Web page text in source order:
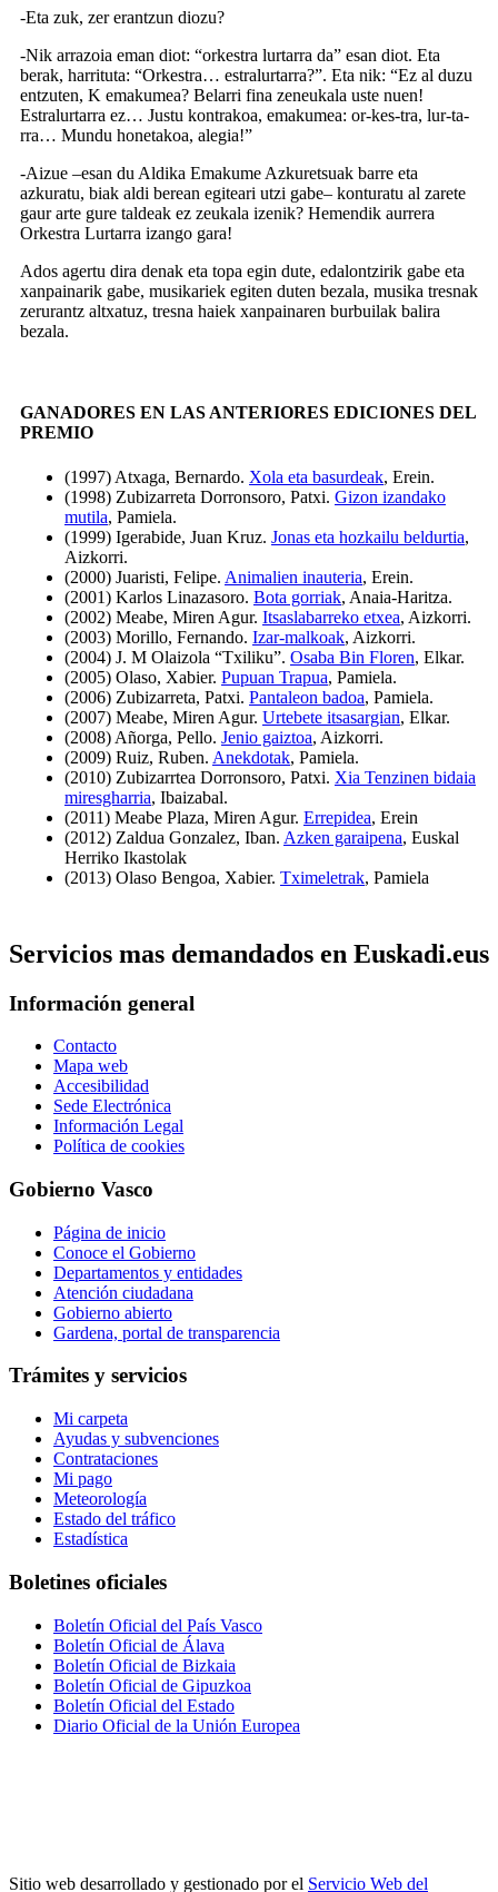
-Eta zuk, zer erantzun diozu?
-Nik arrazoia eman diot: “orkestra lurtarra da” esan diot. Eta
berak, harrituta: “Orkestra… estralurtarra?”. Eta nik: “Ez al duzu
entzuten, K emakumea? Belarri fina zeneukala uste nuen!
Estralurtarra ez… Justu kontrakoa, emakumea: or-kes-tra, lur-ta-
rra… Mundu honetakoa, alegia!”
-Aizue –esan du Aldika Emakume Azkuretsuak barre eta
azkuratu, biak aldi berean egiteari utzi gabe– konturatu al zarete
gaur arte gure taldeak ez zeukala izenik? Hemendik aurrera
Orkestra Lurtarra izango gara!
Ados agertu dira denak eta topa egin dute, edalontzirik gabe eta
xanpainarik gabe, musikariek egiten duten bezala, musika tresnak
zerurantz altxatuz, tresna haiek xanpainaren burbuilak balira
bezala.
GANADORES EN LAS ANTERIORES EDICIONES DEL
PREMIO
(1997) Atxaga, Bernardo. Xola eta basurdeak, Erein.
(1998) Zubizarreta Dorronsoro, Patxi. Gizon izandako
mutila, Pamiela.
(1999) Igerabide, Juan Kruz. Jonas eta hozkailu beldurtia,
Aizkorri.
(2000) Juaristi, Felipe. Animalien inauteria, Erein.
(2001) Karlos Linazasoro. Bota gorriak, Anaia-Haritza.
(2002) Meabe, Miren Agur. Itsaslabarreko etxea, Aizkorri.
(2003) Morillo, Fernando. Izar-malkoak, Aizkorri.
(2004) J. M Olaizola “Txiliku”. Osaba Bin Floren, Elkar.
(2005) Olaso, Xabier. Pupuan Trapua, Pamiela.
(2006) Zubizarreta, Patxi. Pantaleon badoa, Pamiela.
(2007) Meabe, Miren Agur. Urtebete itsasargian, Elkar.
(2008) Añorga, Pello. Jenio gaiztoa, Aizkorri.
(2009) Ruiz, Ruben. Anekdotak, Pamiela.
(2010) Zubizarrtea Dorronsoro, Patxi. Xia Tenzinen bidaia
miresgharria, Ibaizabal.
(2011) Meabe Plaza, Miren Agur. Errepidea, Erein
(2012) Zaldua Gonzalez, Iban. Azken garaipena, Euskal
Herriko Ikastolak
(2013) Olaso Bengoa, Xabier. Tximeletrak, Pamiela
Servicios mas demandados en Euskadi.eus
Información general
Contacto
Mapa web
Accesibilidad
Sede Electrónica
Información Legal
Política de cookies
Gobierno Vasco
Página de inicio
Conoce el Gobierno
Departamentos y entidades
Atención ciudadana
Gobierno abierto
Gardena, portal de transparencia
Trámites y servicios
Mi carpeta
Ayudas y subvenciones
Contrataciones
Mi pago
Meteorología
Estado del tráfico
Estadística
Boletines oficiales
Boletín Oficial del País Vasco
Boletín Oficial de Álava
Boletín Oficial de Bizkaia
Boletín Oficial de Gipuzkoa
Boletín Oficial del Estado
Diario Oficial de la Unión Europea
Sitio web desarrollado y gestionado por el Servicio Web del